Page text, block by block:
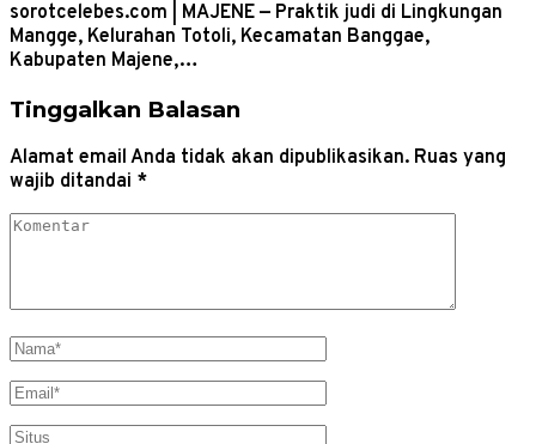
sorotcelebes.com | MAJENE — Praktik judi di Lingkungan
Mangge, Kelurahan Totoli, Kecamatan Banggae,
Kabupaten Majene,…
Tinggalkan Balasan
Alamat email Anda tidak akan dipublikasikan. Ruas yang
wajib ditandai *